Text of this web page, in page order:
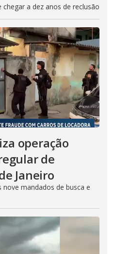
a dez anos de reclusão
operação
de
Janeiro
mandados de busca e